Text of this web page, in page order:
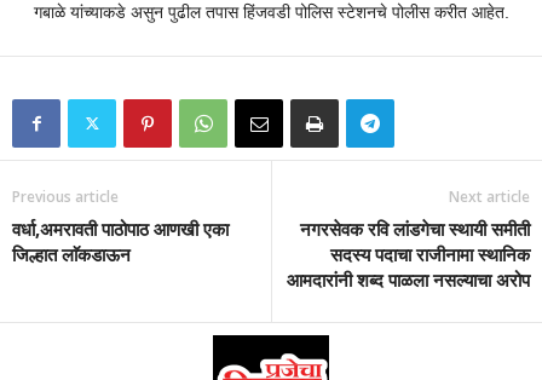
गबाळे यांच्याकडे असुन पुढील तपास हिंजवडी पोलिस स्टेशनचे पोलीस करीत आहेत.
Previous article
वर्धा,अमरावती पाठोपाठ आणखी एका
जिल्हात लाॅकडाऊन
Next article
नगरसेवक रवि लांडगेचा स्थायी समीती
सदस्य पदाचा राजीनामा स्थानिक
आमदारांनी शब्द पाळला नसल्याचा अरोप